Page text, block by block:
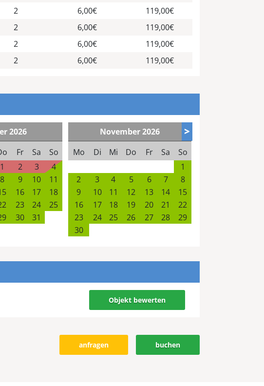
2 6,00€
119,00€
2 6,00€
119,00€
2 6,00€
119,00€
2 6,00€ 119,00€
2026
Fr Sa
So
1
2 3
4
8 9 10
11
16 17
18
23 24
25
30 31
November2026
Mo
Di Mi Do Fr Sa
So
1
2
3 4 5 6 7
8
9
10 11 12 13 14
15
16
17 18 19 20 21
22
23
24 25 26 27 28
29
30
>
Objekt bewerten
buchen
anfragen